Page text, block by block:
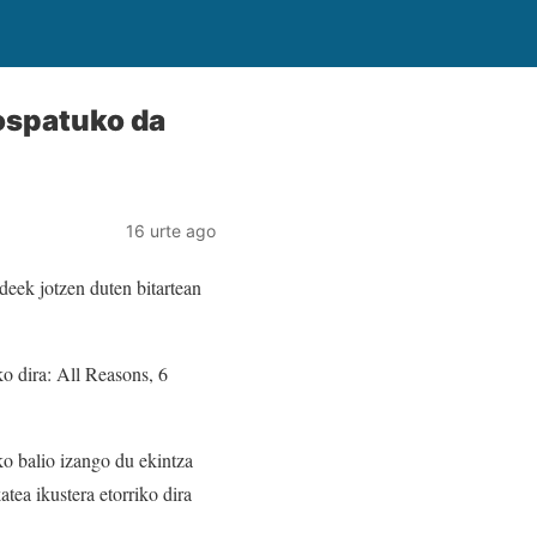
da
16 urte ago
jotzen duten bitartean
dira: All Reasons, 6
balio izango du ekintza
ikustera etorriko dira